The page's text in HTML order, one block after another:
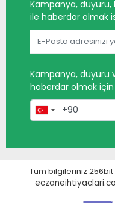
Kampanya,
ile haberdar olmak
Kampanya, duyuru
haberdar olmak için
Tüm bilgileriniz 256bit